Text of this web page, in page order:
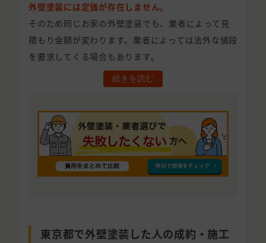
外壁塗装には定価が存在しません。
そのため同じお家の外壁塗装でも、業者によって見
積もり金額が変わります。業者によっては法外な値段
を要求してくる場合もあります。
続きを読む
東京都で外壁塗装した人の成約・施工